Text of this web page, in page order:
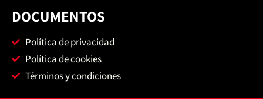
DOCUMENTOS
Política de privacidad
Política de cookies
Términos y condiciones